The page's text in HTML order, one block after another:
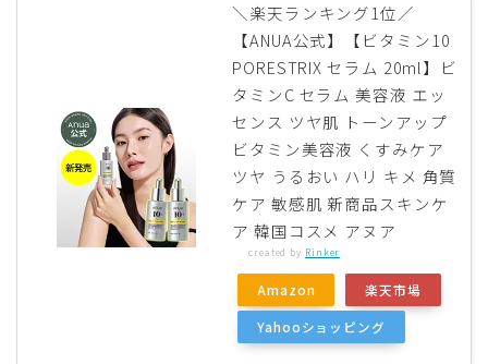
＼楽天ランキング1位／
【ANUA公式】【ビタミン10
PORESTRIX セラム 20ml】ビ
タミンC セラム 美容液 エッ
センス ツヤ肌 トーンアップ
ビタミン美容液 くすみケア
ツヤ うるおい ハリ キメ 角質
ケア 敏感肌 新商品スキンケ
ア 韓国コスメ アヌア
created by Rinker
Amazon 楽天市場
Yahooショッピング